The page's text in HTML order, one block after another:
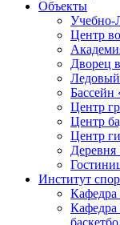
Объекты
Учебно-
Центр
Дворец
Бассейн
Центр
Центр
Центр
Институт
Кафедра
Кафедра